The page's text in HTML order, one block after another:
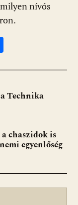
nívós
za
m
Technika
chaszidok is
egyenlőség